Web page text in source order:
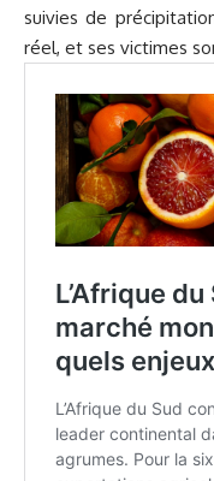
suivies de
réel, et ses victimes